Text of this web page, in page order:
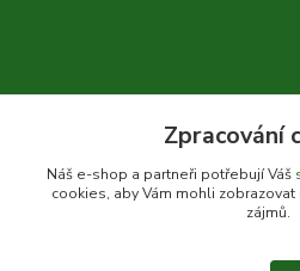
+420 604 310 066
Zpracování
Náš e-shop a partneři potřebují Váš
cookies, aby Vám mohli zobrazovat
zájmů.